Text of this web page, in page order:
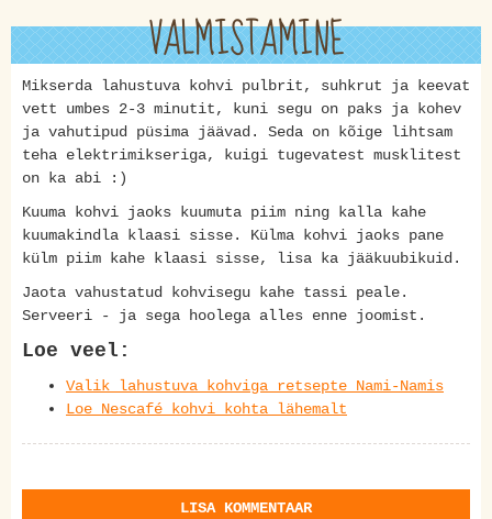
VALMISTAMINE
Mikserda lahustuva kohvi pulbrit, suhkrut ja keevat
vett umbes 2-3 minutit, kuni segu on paks ja kohev
ja vahutipud püsima jäävad. Seda on kõige lihtsam
teha elektrimikseriga, kuigi tugevatest musklitest
on ka abi :)
Kuuma kohvi jaoks kuumuta piim ning kalla kahe
kuumakindla klaasi sisse. Külma kohvi jaoks pane
külm piim kahe klaasi sisse, lisa ka jääkuubikuid.
Jaota vahustatud kohvisegu kahe tassi peale.
Serveeri - ja sega hoolega alles enne joomist.
Loe veel:
Valik lahustuva kohviga retsepte Nami-Namis
Loe Nescafé kohvi kohta lähemalt
LISA KOMMENTAAR